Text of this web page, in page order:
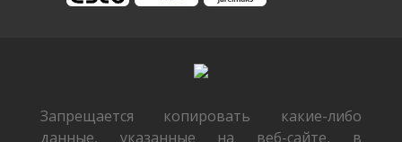
Запрещается копировать какие-либо
данные, указанные на веб-сайте, в